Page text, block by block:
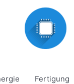
Fertigung